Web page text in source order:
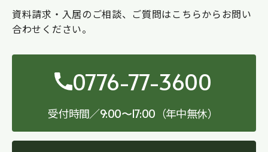
資料請求・入居のご相談、ご質問はこちらからお問い
合わせください。
0776-77-3600
受付時間／9:00〜17:00 （年中無休）